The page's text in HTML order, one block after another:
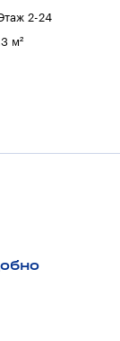
2-24
м²